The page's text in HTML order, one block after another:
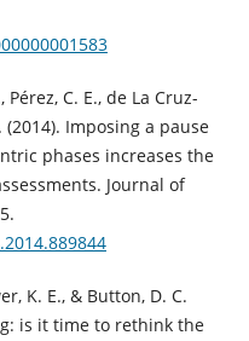
Pérez, C. E., de La Cruz-
(2014). Imposing a pause
phases increases the
Journal of
K. E., & Button, D. C.
is it time to rethink the